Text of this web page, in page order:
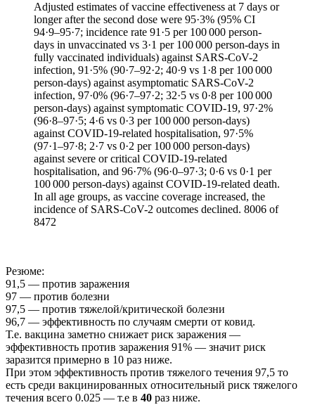
Adjusted estimates of vaccine effectiveness at 7 days or
longer after the second dose were 95·3% (95% CI
94·9–95·7; incidence rate 91·5 per 100 000 person-
days in unvaccinated vs 3·1 per 100 000 person-days in
fully vaccinated individuals) against SARS-CoV-2
infection, 91·5% (90·7–92·2; 40·9 vs 1·8 per 100 000
person-days) against asymptomatic SARS-CoV-2
infection, 97·0% (96·7–97·2; 32·5 vs 0·8 per 100 000
person-days) against symptomatic COVID-19, 97·2%
(96·8–97·5; 4·6 vs 0·3 per 100 000 person-days)
against COVID-19-related hospitalisation, 97·5%
(97·1–97·8; 2·7 vs 0·2 per 100 000 person-days)
against severe or critical COVID-19-related
hospitalisation, and 96·7% (96·0–97·3; 0·6 vs 0·1 per
100 000 person-days) against COVID-19-related death.
In all age groups, as vaccine coverage increased, the
incidence of SARS-CoV-2 outcomes declined. 8006 of
8472
Резюме:
91,5 — против заражения
97 — против болезни
97,5 — против тяжелой/критической болезни
96,7 — эффективность по случаям смерти от ковид.
Т.е. вакцина заметно снижает риск заражения —
эффективность против заражения 91% — значит риск
заразится примерно в 10 раз ниже.
При этом эффективность против тяжелого течения 97,5 то
есть среди вакцинированных относительный риск тяжелого
течения всего 0.025 — т.е в 40 раз ниже.